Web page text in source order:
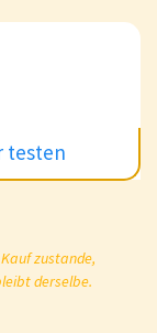
testen
zustande,
derselbe.